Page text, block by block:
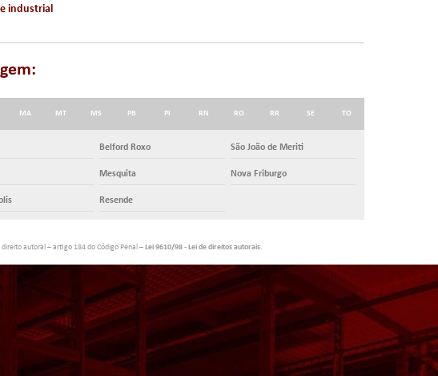
MA MT MS PB PI RN RO RR SE TO
Belford Roxo São João de Meriti
Mesquita Nova Friburgo
Resende
autoral – artigo 184 do Código Penal –Lei 9610/98 - Lei de direitos autorais.